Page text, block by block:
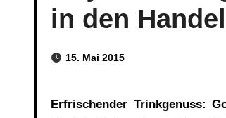
in den Handel
15. Mai 2015
Erfrischender Trinkgenuss: GojiVital bringt passend zum Sommer fünf Getränkevariationen in den